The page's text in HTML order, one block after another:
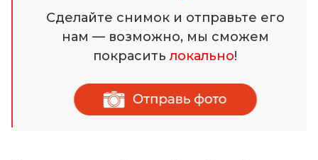
Сделайте снимок и отправьте его
нам — возможно, мы сможем
покраситьлокально!